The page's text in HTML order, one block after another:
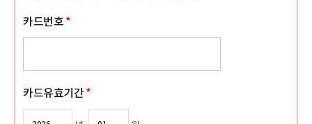
카드번호 *
카드유효기간 *